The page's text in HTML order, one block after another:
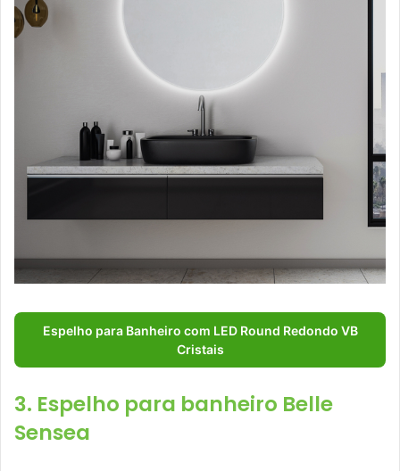
Espelho para Banheiro com LED Round Redondo VB
Cristais
3. Espelho para banheiro Belle
Sensea